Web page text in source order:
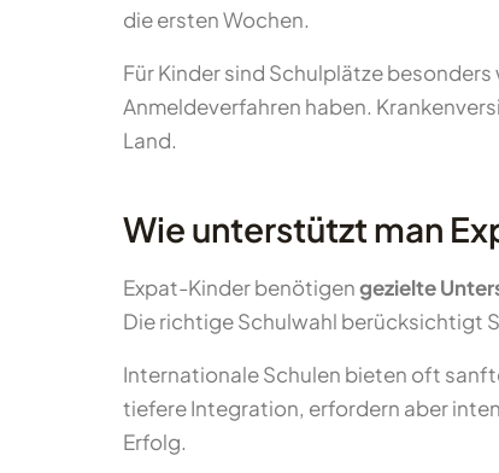
die ersten Wochen.
Für Kinder sind Schulplätze
Anmeldeverfahren haben.
Land.
Wie unterstützt man
Expat-Kinder benötigengezielte
Die richtige Schulwahl berücksichtigt
Internationale Schulen bieten oft
tiefere Integration, erfordern aber
Erfolg.